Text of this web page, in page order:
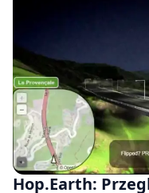
Hop.Earth: